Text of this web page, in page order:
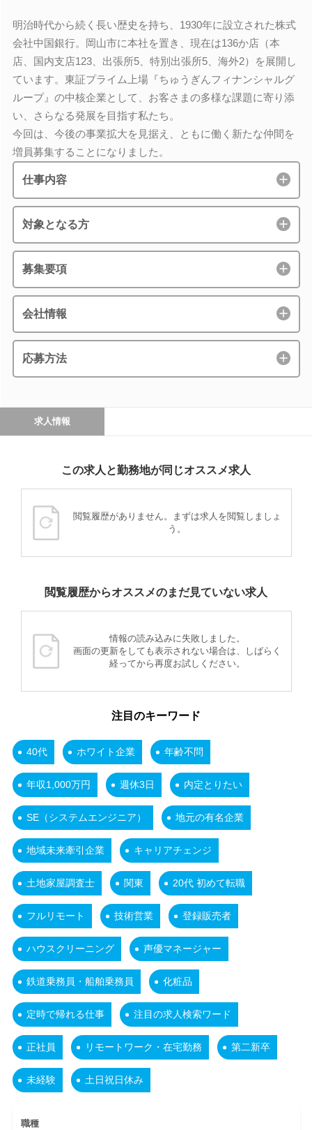
明治時代から続く長い歴史を持ち、1930年に設立された株式
会社中国銀行。岡山市に本社を置き、現在は136か店（本
店、国内支店123、出張所5、特別出張所5、海外2）を展開し
ています。東証プライム上場『ちゅうぎんフィナンシャルグ
ループ』の中核企業として、お客さまの多様な課題に寄り添
い、さらなる発展を目指す私たち。
今回は、今後の事業拡大を見据え、ともに働く新たな仲間を
増員募集することになりました。
仕事内容
対象となる方
募集要項
会社情報
応募方法
求人情報
この求人と勤務地が同じオススメ求人
閲覧履歴がありません。まずは求人を閲覧しましょ
う。
閲覧履歴からオススメのまだ見ていない求人
情報の読み込みに失敗しました。
画面の更新をしても表示されない場合は、しばらく
経ってから再度お試しください。
注目のキーワード
40代 ホワイト企業 年齢不問
年収1,000万円 週休3日 内定とりたい
SE（システムエンジニア） 地元の有名企業
地域未来牽引企業 キャリアチェンジ
土地家屋調査士 関東 20代 初めて転職
フルリモート 技術営業 登録販売者
ハウスクリーニング 声優マネージャー
鉄道乗務員・船舶乗務員 化粧品
定時で帰れる仕事 注目の求人検索ワード
正社員 リモートワーク・在宅勤務 第二新卒
未経験 土日祝日休み
職種